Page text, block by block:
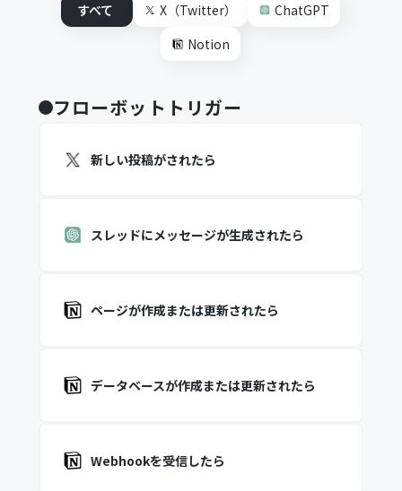
すべて
X（Twitter）
ChatGPT
Notion
フローボットトリガー
新しい投稿がされたら
スレッドにメッセージが生成されたら
ページが作成または更新されたら
データベースが作成または更新されたら
Webhookを受信したら